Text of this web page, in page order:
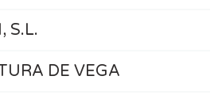
S.L.
DE VEGA